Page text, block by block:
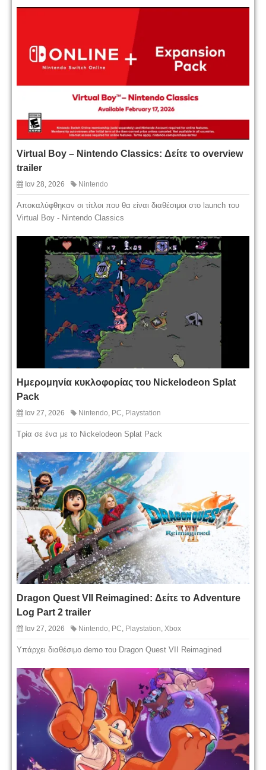
Virtual Boy – Nintendo Classics: Δείτε το overview
trailer
Ιαν 28, 2026 Nintendo
Αποκαλύφθηκαν οι τίτλοι που θα είναι διαθέσιμοι στο launch του
Virtual Boy - Nintendo Classics
Ημερομηνία κυκλοφορίας του Nickelodeon Splat
Pack
Ιαν 27, 2026 Nintendo PC Playstation
Τρία σε ένα με το Nickelodeon Splat Pack
Dragon Quest VII Reimagined: Δείτε το Adventure
Log Part 2 trailer
Ιαν 27, 2026 Nintendo, PC, Playstation, Xbox
Υπάρχει διαθέσιμο demo του Dragon Quest VII Reimagined